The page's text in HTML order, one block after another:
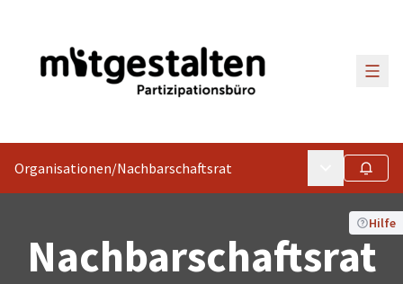
Organisationen/Nachbarschaftsrat Hauptmenü
Folgen
Hilfe
Nachbarschaftsrat